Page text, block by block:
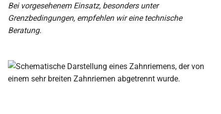
Bei vorgesehenem Einsatz, besonders unter
Grenzbedingungen, empfehlen wir eine technische
Beratung.